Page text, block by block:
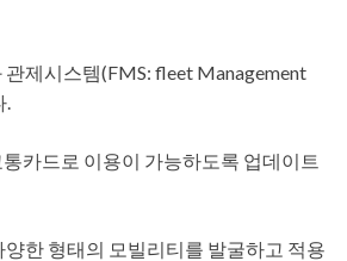
제시스템(FMS: fleet Management
.
카드로 이용이 가능하도록 업데이트
한 형태의 모빌리티를 발굴하고 적용